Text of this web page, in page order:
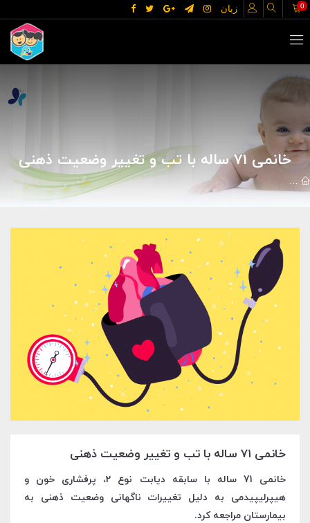
زبان 0
خانمی 71 ساله با تب و تغییر وضعیت ذهنی
علوم پزشکی خانمی 71 ساله با تب و تغییر وضعیت ذهنی
خانمی 71 ساله با تب و تغییر وضعیت ذهنی
خانمی 71 ساله با سابقه دیابت نوع 2، پرفشاری خون و
هیپرلیپیدمی به دلیل تغییرات ناگهانی وضعیت ذهنی به
بیمارستان مراجعه کرد.